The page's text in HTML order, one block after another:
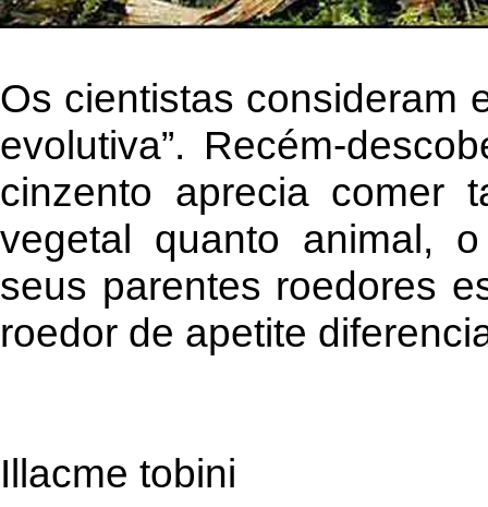
Os cientistas consideram
evolutiva”. Recém-
cinzento aprecia comer
vegetal quanto animal,
seus parentes roedores
roedor de apetite
Illacme tobini